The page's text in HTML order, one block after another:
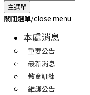
主選單
關閉選單/close menu
本處消息
重要公告
最新消息
教育訓練
維護公告